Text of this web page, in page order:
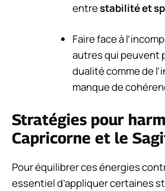
entrestabilité et
Faire face à
autres qui peuvent
dualité comme de
manque de
Stratégies pour
Capricorne et le
Pour équilibrer ces énergies
essentiel d’appliquer certaines